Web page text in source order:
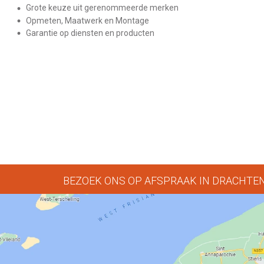
Grote keuze uit gerenommeerde merken
Opmeten, Maatwerk en Montage
Garantie op diensten en producten
BEZOEK ONS OP AFSPRAAK IN